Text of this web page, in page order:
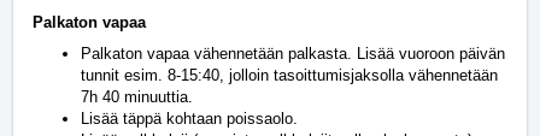
Palkaton vapaa
Palkaton vapaa vähennetään palkasta. Lisää vuoroon päivän
tunnit esim. 8-15:40, jolloin tasoittumisjaksolla vähennetään
7h 40 minuuttia.
Lisää täppä kohtaan poissaolo.